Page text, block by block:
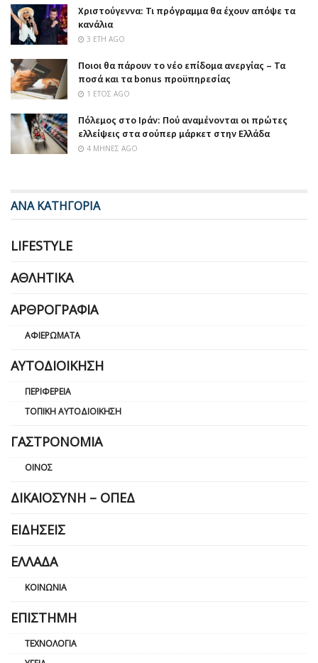
Χριστούγεννα: Τι πρόγραμμα θα έχουν απόψε τα
κανάλια
3 ΈΤΗ AGO
Ποιοι θα πάρουν το νέο επίδομα ανεργίας – Τα
ποσά και τα bonus προϋπηρεσίας
1 ΈΤΟΣ AGO
Πόλεμος στο Ιράν: Πού αναμένονται οι πρώτες
ελλείψεις στα σούπερ μάρκετ στην Ελλάδα
4 ΜΉΝΕΣ AGO
ΑΝΑ ΚΑΤΗΓΟΡΙΑ
LIFESTYLE
ΑΘΛΗΤΙΚΆ
ΑΡΘΡΟΓΡΑΦΊΑ
ΑΦΙΕΡΏΜΑΤΑ
ΑΥΤΟΔΙΟΊΚΗΣΗ
ΠΕΡΙΦΈΡΕΙΑ
ΤΟΠΙΚΉ ΑΥΤΟΔΙΟΊΚΗΣΗ
ΓΑΣΤΡΟΝΟΜΊΑ
ΟΊΝΟΣ
ΔΙΚΑΙΟΣΎΝΗ – ΟΠΕΔ
ΕΙΔΉΣΕΙΣ
ΕΛΛΆΔΑ
ΚΟΙΝΩΝΊΑ
ΕΠΙΣΤΉΜΗ
ΤΕΧΝΟΛΟΓΊΑ